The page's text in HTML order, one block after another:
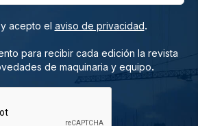
acepto el aviso de privacidad.
para recibir cada edición la revista
de maquinaria y equipo.